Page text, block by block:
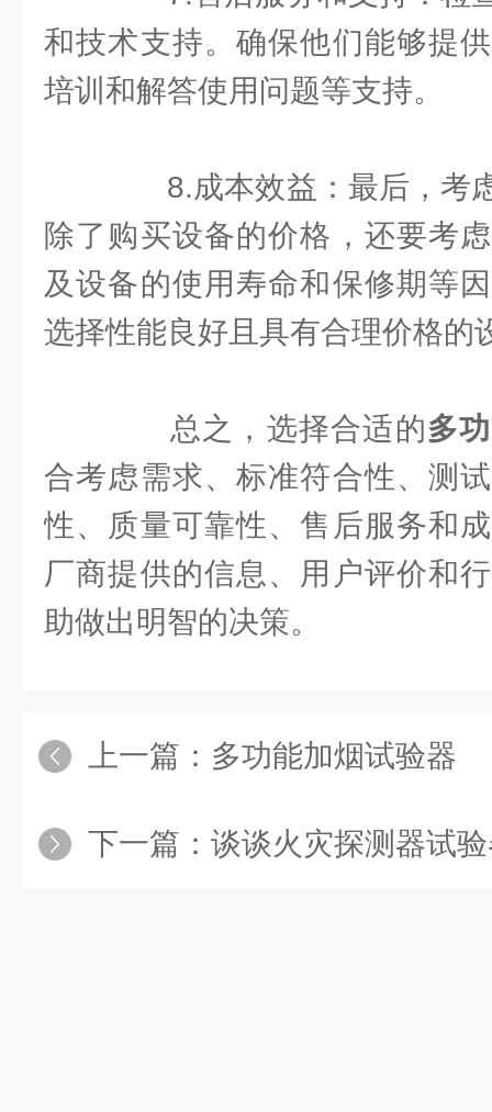
和技术支持。确保他们能够提
培训和解答使用问题等支持。
8.成本效益：最后，考
除了购买设备的价格，还要考
及设备的使用寿命和保修期等
选择性能良好且具有合理价格的
总之，选择合适的多
合考虑需求、标准符合性、测
性、质量可靠性、售后服务和
厂商提供的信息、用户评价和
助做出明智的决策。
上一篇： 多功能加烟试验器
下一篇： 谈谈火灾探测器试